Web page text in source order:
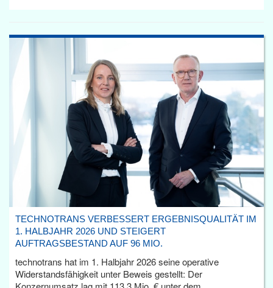
TECHNOTRANS VERBESSERT ERGEBNISQUALITÄT IM
1. HALBJAHR 2026 UND STEIGERT
AUFTRAGSBESTAND AUF 96 MIO.
technotrans hat im 1. Halbjahr 2026 seine operative
Widerstandsfähigkeit unter Beweis gestellt: Der